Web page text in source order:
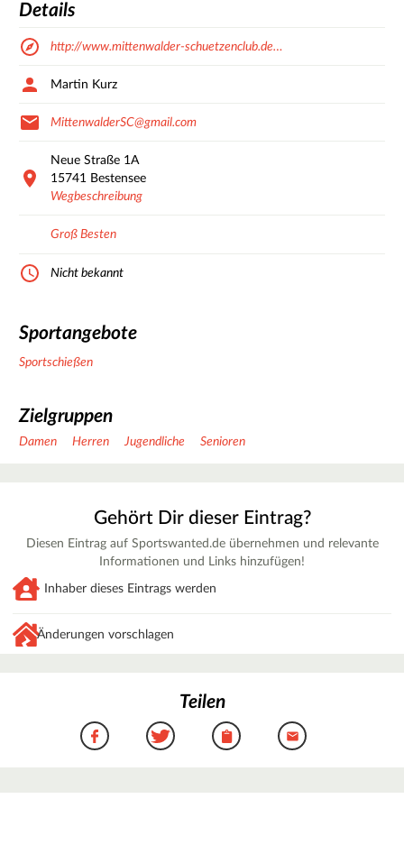
Details
http://www.mittenwalder-schuetzenclub.de…
Martin Kurz
MittenwalderSC@gmail.com
Neue Straße 1A
15741
Bestensee
Wegbeschreibung
Groß Besten
Nicht bekannt
Sportangebote
Sportschießen
Zielgruppen
Damen Herren Jugendliche Senioren
Gehört Dir dieser Eintrag?
Diesen Eintrag auf Sportswanted.de übernehmen und relevante
Informationen und Links hinzufügen!
Inhaber dieses Eintrags werden
Änderungen vorschlagen
Teilen